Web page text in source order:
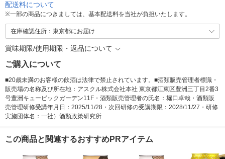
配送料について
※一部の商品につきましては、基本配送料を当社が負担いたします。
在庫確認住所：東京都にお届け
賞味期限/使用期限・返品について
ご購入について
■20歳未満のお客様の飲酒は法律で禁止されています。■酒類販売管理者標識・
販売場の名称及び所在地：アスクル株式会社本社 東京都江東区豊洲三丁目2番3
号豊洲キュービックガーデン11F・酒類販売管理者の氏名：堀口卓哉・酒類販
売管理研修受講年月日：2025/11/28・次回研修の受講期限：2028/11/27・研修
実施団体名：一社）酒類政策研究所
この商品と関連するおすすめPRアイテム